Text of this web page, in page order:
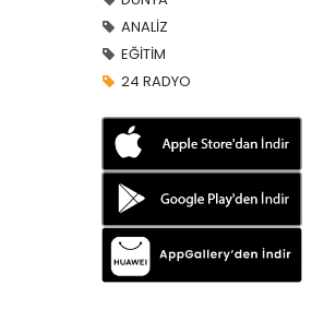
ANALİZ
EĞİTİM
24 RADYO